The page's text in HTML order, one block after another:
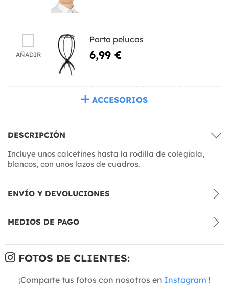
AÑADIR
Porta pelucas
6,99 €
ACCESORIOS
DESCRIPCIÓN
Incluye unos calcetines hasta la rodilla de colegiala,
blancos, con unos lazos de cuadros.
ENVÍO Y DEVOLUCIONES
MEDIOS DE PAGO
FOTOS DE CLIENTES:
¡Comparte tus fotos con nosotros en Instagram !